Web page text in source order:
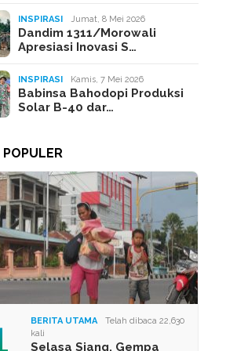
INSPIRASI Jumat, 8 Mei 2026
Dandim 1311/Morowali
Apresiasi Inovasi S…
INSPIRASI Kamis, 7 Mei 2026
Babinsa Bahodopi Produksi
Solar B-40 dar…
BERITA UTAMA
Telah dibaca 22,630
kali
Selasa Siang, Gempa